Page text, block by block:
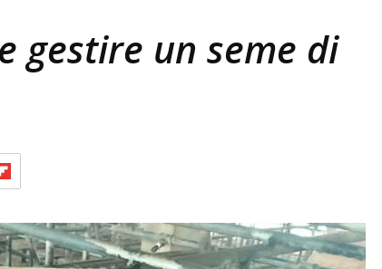
gestire un seme di